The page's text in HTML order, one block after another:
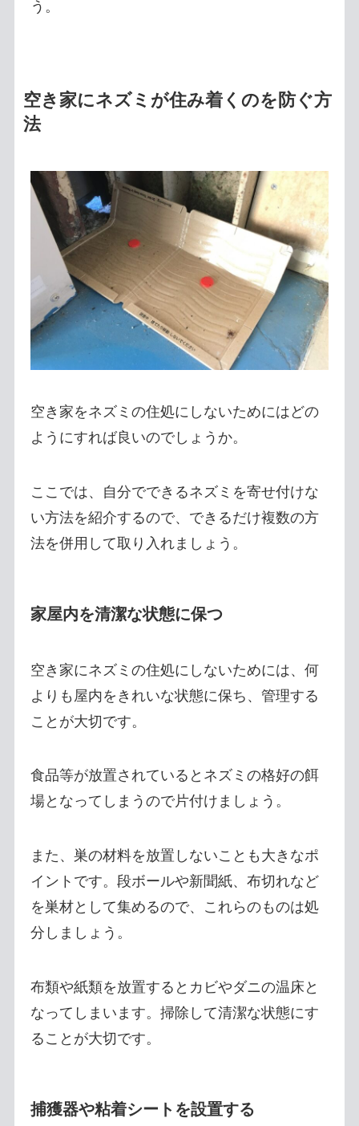
う。
空き家にネズミが住み着くのを防ぐ方
法
空き家をネズミの住処にしないためにはどの
ようにすれば良いのでしょうか。
ここでは、自分でできるネズミを寄せ付けな
い方法を紹介するので、できるだけ複数の方
法を併用して取り入れましょう。
家屋内を清潔な状態に保つ
空き家にネズミの住処にしないためには、何
よりも屋内をきれいな状態に保ち、管理する
ことが大切です。
食品等が放置されているとネズミの格好の餌
場となってしまうので片付けましょう。
また、巣の材料を放置しないことも大きなポ
イントです。段ボールや新聞紙、布切れなど
を巣材として集めるので、これらのものは処
分しましょう。
布類や紙類を放置するとカビやダニの温床と
なってしまいます。掃除して清潔な状態にす
ることが大切です。
捕獲器や粘着シートを設置する